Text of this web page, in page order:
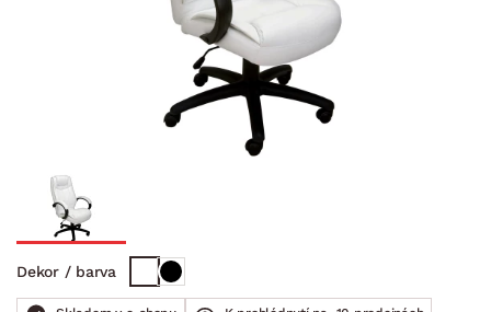
Dekor / barva